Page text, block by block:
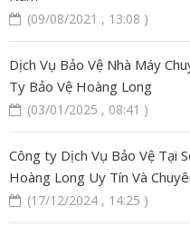
(09/08/2021 , 13:08 )
Dịch Vụ Bảo Vệ Nhà Máy
Ty Bảo Vệ Hoàng Long
(03/01/2025 , 08:41 )
Công ty Dịch Vụ Bảo Vệ Tại
Hoàng Long Uy Tín Và
(17/12/2024 , 14:25 )